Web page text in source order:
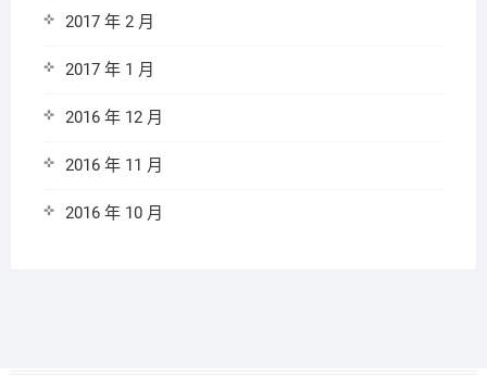
2017 年 2 月
2017 年 1 月
2016 年 12 月
2016 年 11 月
2016 年 10 月